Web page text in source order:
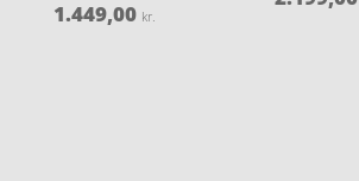
Vurderet
4.3
1.449,00 kr.
3.9